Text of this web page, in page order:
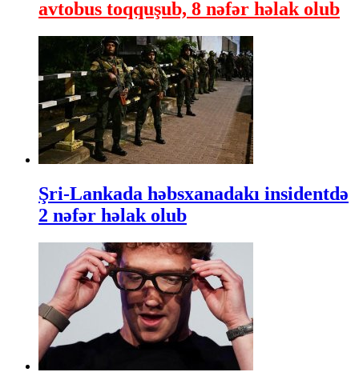
avtobus toqquşub, 8 nəfər həlak olub
Şri-Lankada həbsxanadakı insidentdə
2 nəfər həlak olub